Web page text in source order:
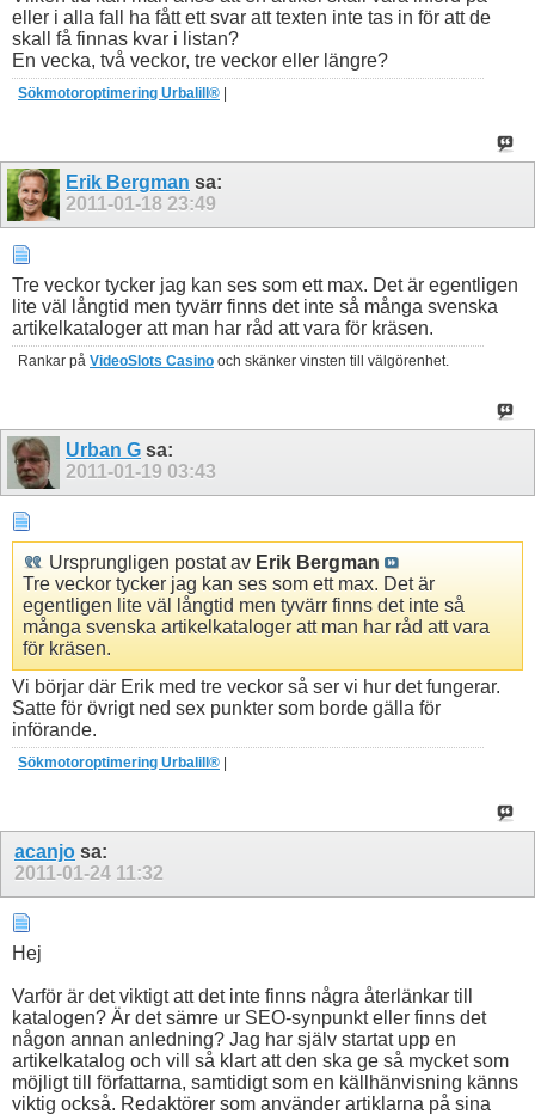
eller i alla fall ha fått ett svar att texten inte tas in för att de
skall få finnas kvar i listan?
En vecka, två veckor, tre veckor eller längre?
Sökmotoroptimering Urbalill®
Erik Bergman sa:
2011-01-18 23:49
Tre veckor tycker jag kan ses som ett max. Det är egentligen
lite väl långtid men tyvärr finns det inte så många svenska
artikelkataloger att man har råd att vara för kräsen.
Rankar på VideoSlots Casino och skänker vinsten till välgörenhet.
Urban G sa:
2011-01-19 03:43
Ursprungligen postat av Erik Bergman
Tre veckor tycker jag kan ses som ett max. Det är
egentligen lite väl långtid men tyvärr finns det inte så
många svenska artikelkataloger att man har råd att vara
för kräsen.
Vi börjar där Erik med tre veckor så ser vi hur det fungerar.
Satte för övrigt ned sex punkter som borde gälla för
införande.
Sökmotoroptimering Urbalill® |
acanjo sa:
2011-01-24 11:32
Hej
Varför är det viktigt att det inte finns några återlänkar till
katalogen? Är det sämre ur SEO-synpunkt eller finns det
någon annan anledning? Jag har själv startat upp en
artikelkatalog och vill så klart att den ska ge så mycket som
möjligt till författarna, samtidigt som en källhänvisning känns
viktig också. Redaktörer som använder artiklarna på sina